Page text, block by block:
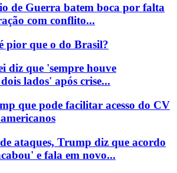
de Guerra batem boca por falta
com conflito...
pior que o do Brasil?
diz que 'sempre houve
lados' após crise...
que pode facilitar acesso do CV
ataques, Trump diz que acordo
e fala em novo...